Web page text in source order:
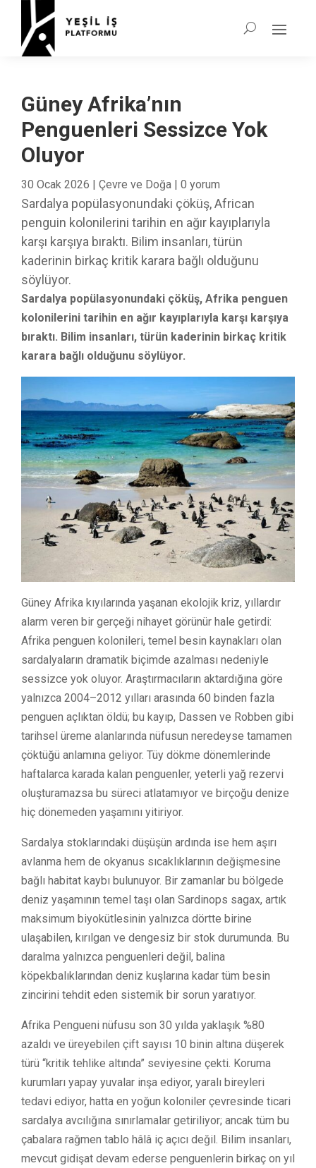
Güney Afrika’nın
Penguenleri Sessizce Yok
Oluyor
30 Ocak 2026 | Çevre ve Doğa | 0 yorum
Sardalya popülasyonundaki çöküş, African
penguin kolonilerini tarihin en ağır kayıplarıyla
karşı karşıya bıraktı. Bilim insanları, türün
kaderinin birkaç kritik karara bağlı olduğunu
söylüyor.
Sardalya popülasyonundaki çöküş, Afrika penguen
kolonilerini tarihin en ağır kayıplarıyla karşı karşıya
bıraktı. Bilim insanları, türün kaderinin birkaç kritik
karara bağlı olduğunu söylüyor.
Güney Afrika kıyılarında yaşanan ekolojik kriz, yıllardır
alarm veren bir gerçeği nihayet görünür hale getirdi:
Afrika penguen kolonileri, temel besin kaynakları olan
sardalyaların dramatik biçimde azalması nedeniyle
sessizce yok oluyor. Araştırmacıların aktardığına göre
yalnızca 2004–2012 yılları arasında 60 binden fazla
penguen açlıktan öldü; bu kayıp, Dassen ve Robben gibi
tarihsel üreme alanlarında nüfusun neredeyse tamamen
çöktüğü anlamına geliyor. Tüy dökme dönemlerinde
haftalarca karada kalan penguenler, yeterli yağ rezervi
oluşturamazsa bu süreci atlatamıyor ve birçoğu denize
hiç dönemeden yaşamını yitiriyor.
Sardalya stoklarındaki düşüşün ardında ise hem aşırı
avlanma hem de okyanus sıcaklıklarının değişmesine
bağlı habitat kaybı bulunuyor. Bir zamanlar bu bölgede
deniz yaşamının temel taşı olan Sardinops sagax, artık
maksimum biyokütlesinin yalnızca dörtte birine
ulaşabilen, kırılgan ve dengesiz bir stok durumunda. Bu
daralma yalnızca penguenleri değil, balina
köpekbalıklarından deniz kuşlarına kadar tüm besin
zincirini tehdit eden sistemik bir sorun yaratıyor.
Afrika Pengueni nüfusu son 30 yılda yaklaşık %80
azaldı ve üreyebilen çift sayısı 10 binin altına düşerek
türü “kritik tehlike altında” seviyesine çekti. Koruma
kurumları yapay yuvalar inşa ediyor, yaralı bireyleri
tedavi ediyor, hatta en yoğun koloniler çevresinde ticari
sardalya avcılığına sınırlamalar getiriliyor; ancak tüm bu
çabalara rağmen tablo hâlâ iç açıcı değil. Bilim insanları,
mevcut gidişat devam ederse penguenlerin birkaç on yıl